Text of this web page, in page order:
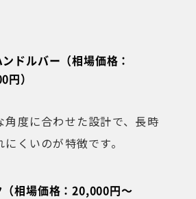
ドルバー（相場価格：
）
角度に合わせた設計で、長時
くいのが特徴です。
相場価格：20,000円〜